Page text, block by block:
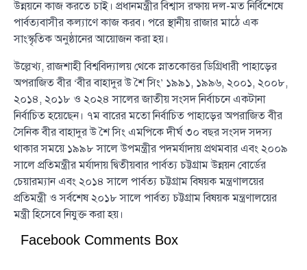
উন্নয়নে কাজ করতে চাই। প্রধানমন্ত্রীর বিশ্বাস রক্ষায় দল-মত নির্বিশেষে
পার্বত্যবাসীর কল্যাণে কাজ করব। পরে স্থানীয় রাজার মাঠে এক
সাংস্কৃতিক অনুষ্ঠানের আয়োজন করা হয়।
উল্লেখ্য, রাজশাহী বিশ্ববিদ্যালয় থেকে স্নাতকোত্তর ডিগ্রিধারী পাহাড়ের
অপরাজিত বীর ‘বীর বাহাদুর উ শৈ সিং’ ১৯৯১, ১৯৯৬, ২০০১, ২০০৮,
২০১৪, ২০১৮ ও ২০২৪ সালের জাতীয় সংসদ নির্বাচনে একটানা
নির্বাচিত হয়েছেন। ৭ম বারের মতো নির্বাচিত পাহাড়ের অপরাজিত বীর
সৈনিক বীর বাহাদুর উ শৈ সিং এমপিকে দীর্ঘ ৩০ বছর সংসদ সদস্য
থাকার সময়ে ১৯৯৮ সালে উপমন্ত্রীর পদমর্যাদায় প্রথমবার এবং ২০০৯
সালে প্রতিমন্ত্রীর মর্যাদায় দ্বিতীয়বার পার্বত্য চট্টগ্রাম উন্নয়ন বোর্ডের
চেয়ারম্যান এবং ২০১৪ সালে পার্বত্য চট্টগ্রাম বিষয়ক মন্ত্রণালয়ের
প্রতিমন্ত্রী ও সর্বশেষ ২০১৮ সালে পার্বত্য চট্টগ্রাম বিষয়ক মন্ত্রণালয়ের
মন্ত্রী হিসেবে নিযুক্ত করা হয়।
Facebook Comments Box